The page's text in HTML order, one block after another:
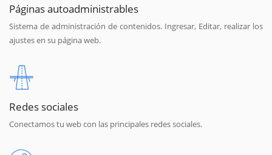
Páginas autoadministrables
Sistema de administración de contenidos. Ingresar, Editar, realizar los
ajustes en su página web.
Redes sociales
Conectamos tu web con las principales redes sociales.